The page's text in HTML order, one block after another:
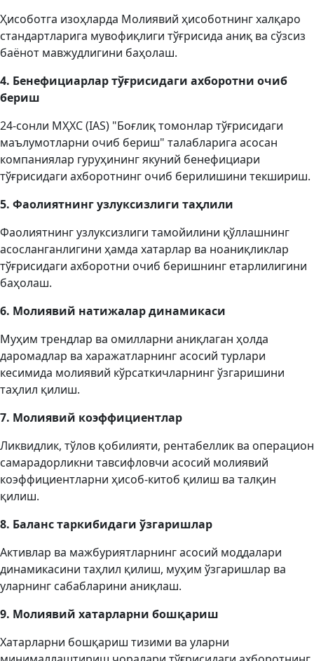
Ҳисоботга изоҳларда Молиявий ҳисоботнинг халқаро
стандартларига мувофиқлиги тўғрисида аниқ ва сўзсиз
баёнот мавжудлигини баҳолаш.
4. Бенефициарлар тўғрисидаги ахборотни очиб
бериш
24-сонли МҲХС (IAS) "Боғлиқ томонлар тўғрисидаги
маълумотларни очиб бериш" талабларига асосан
компаниялар гуруҳининг якуний бенефициари
тўғрисидаги ахборотнинг очиб берилишини текшириш.
5. Фаолиятнинг узлуксизлиги таҳлили
Фаолиятнинг узлуксизлиги тамойилини қўллашнинг
асосланганлигини ҳамда хатарлар ва ноаниқликлар
тўғрисидаги ахборотни очиб беришнинг етарлилигини
баҳолаш.
6. Молиявий натижалар динамикаси
Муҳим трендлар ва омилларни аниқлаган ҳолда
даромадлар ва харажатларнинг асосий турлари
кесимида молиявий кўрсаткичларнинг ўзгаришини
таҳлил қилиш.
7. Молиявий коэффициентлар
Ликвидлик, тўлов қобилияти, рентабеллик ва операцион
самарадорликни тавсифловчи асосий молиявий
коэффициентларни ҳисоб-китоб қилиш ва талқин
қилиш.
8. Баланс таркибидаги ўзгаришлар
Активлар ва мажбуриятларнинг асосий моддалари
динамикасини таҳлил қилиш, муҳим ўзгаришлар ва
уларнинг сабабларини аниқлаш.
9. Молиявий хатарларни бошқариш
Хатарларни бошқариш тизими ва уларни